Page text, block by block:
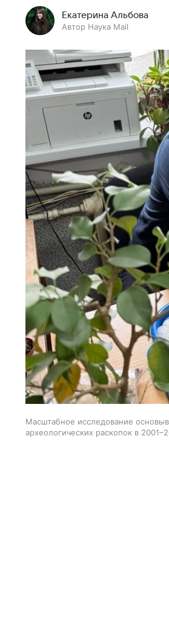
Екатерина Альбова
Автор Наука Mail
Масштабное исследование
археологических раскопок в